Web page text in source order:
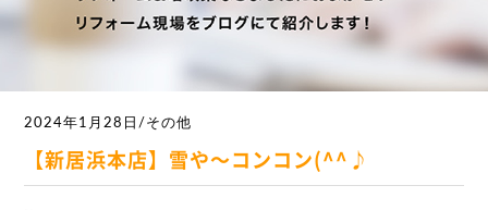
2024年1月28日/その他
【新居浜本店】雪や～コンコン(^^♪